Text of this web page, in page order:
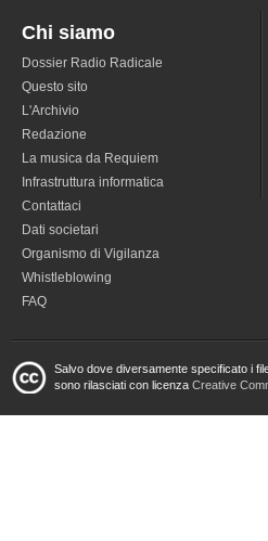
Chi siamo
Dossier Radio Radicale
Questo sito
L'Archivio
Redazione
La musica da Requiem
Infrastruttura informatica
Contattaci
Dati societari
Organismo di Vigilanza
Whistleblowing
FAQ
Salvo dove diversamente specificato i
sono rilasciati con licenza Creative